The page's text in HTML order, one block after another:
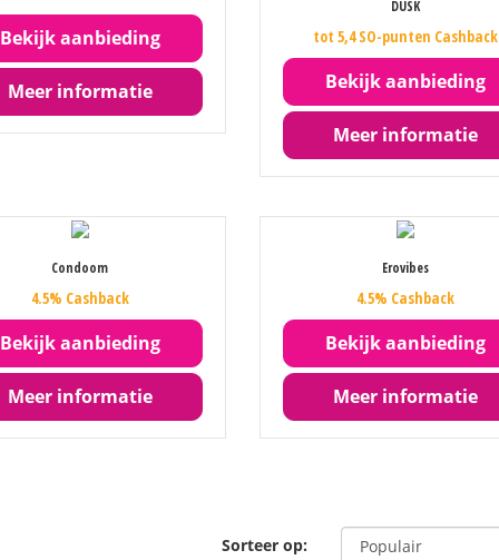
Bekijk aanbieding
Meer informatie
DUSK
tot 5,4 SO-punten Cashback
Bekijk aanbieding
Meer informatie
Condoom
4.5% Cashback
Bekijk aanbieding
Meer informatie
Erovibes
4.5% Cashback
Bekijk aanbieding
Meer informatie
Sorteer op: